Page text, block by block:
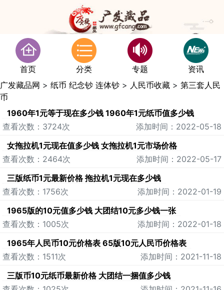
首页 分类 专题
资讯
广发藏品网 > 纸币 纪念钞 连体钞 > 人民币收藏 > 第三套人民
币
1960年1元等于现在多少钱 1960年1元纸币值多少钱
查看次数：3724次
添加时间：2022-05-18
女拖拉机1元现在值多少钱 女拖拉机1元市场价格
查看次数：2464次
添加时间：2022-05-17
三版纸币1元最新价格 拖拉机1元现在多少钱
查看次数：1756次
添加时间：2022-01-19
1965版的10元值多少钱 大团结10元多少钱一张
查看次数：1005次
添加时间：2022-01-18
1965年人民币10元价格表 65版10元人民币价格表
查看次数：1511次
添加时间：2021-11-18
三版币10元纸币最新价格 大团结一捆值多少钱